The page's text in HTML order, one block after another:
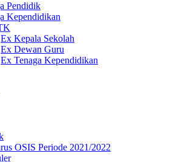
Pendidik
Kependidikan
Ex Kepala Sekolah
Ex Dewan Guru
Ex Tenaga Kependidikan
OSIS Periode 2021/2022